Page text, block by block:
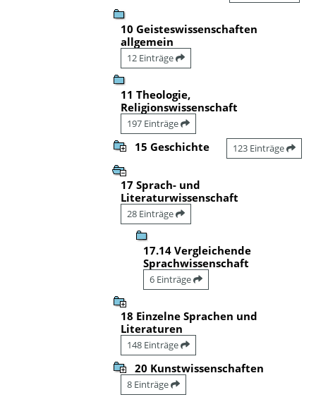
10 Geisteswissenschaften
allgemein
12 Einträge
11 Theologie,
Religionswissenschaft
197 Einträge
15 Geschichte 123 Einträge
17 Sprach- und
Literaturwissenschaft
28 Einträge
17.14 Vergleichende
Sprachwissenschaft
6 Einträge
18 Einzelne Sprachen und
Literaturen
148 Einträge
20 Kunstwissenschaften
8 Einträge